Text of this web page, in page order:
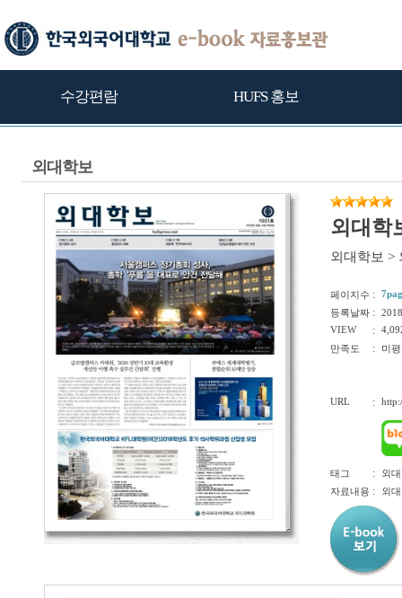
수강편람 HUFS 홍보
외대학보
외대학
외대학보 >
페이지수 :
등록날짜 :
VIEW
:
만족도
: 미
URL :
태그 :
외
자료내용 : 외